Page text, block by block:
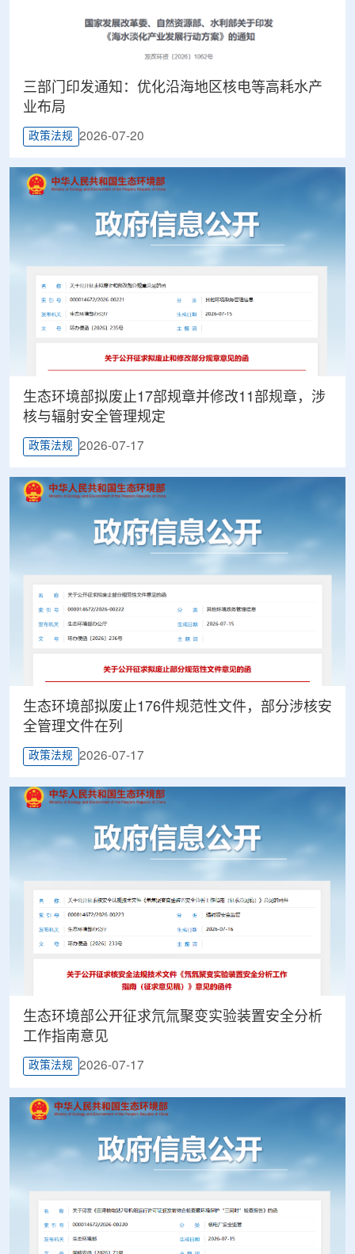
三部门印发通知：优化沿海地区核电等高耗水产
业布局
政策法规 2026-07-20
生态环境部拟废止17部规章并修改11部规章，涉
核与辐射安全管理规定
政策法规 2026-07-17
生态环境部拟废止176件规范性文件，部分涉核安
全管理文件在列
政策法规 2026-07-17
生态环境部公开征求氘氚聚变实验装置安全分析
工作指南意见
政策法规 2026-07-17